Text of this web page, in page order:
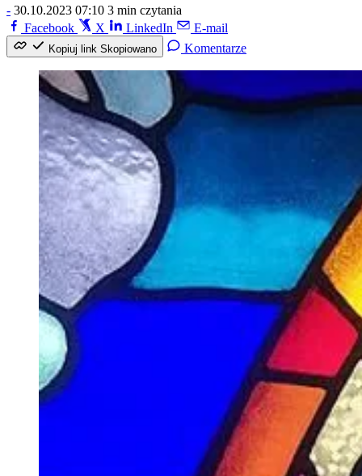
- 30.10.2023 07:10 3 min czytania
Facebook
X LinkedIn E-mail
Kopiuj link Skopiowano Komentarze